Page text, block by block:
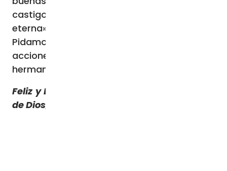
castigo eterno, y éstos con Cristo gloria
eterna».
Pidamos a María que nos ayude en las
acciones de servicio a su Hijo en los
hermanos.
Feliz y Bendecido día Lunes y con la Gracia
de Dios, vamos que se puede!!!